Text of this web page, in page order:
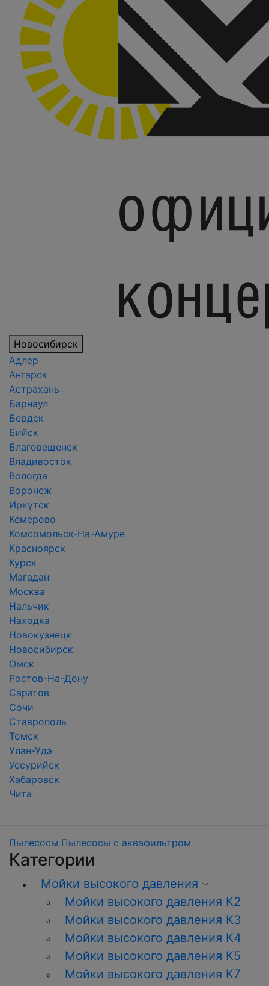
Новосибирск
Адлер
Ангарск
Астрахань
Барнаул
Бердск
Бийск
Благовещенск
Владивосток
Вологда
Воронеж
Иркутск
Кемерово
Комсомольск-На-Амуре
Красноярск
Курск
Магадан
Москва
Нальчик
Находка
Новокузнецк
Новосибирск
Омск
Ростов-На-Дону
Саратов
Сочи
Ставрополь
Томск
Улан-Удэ
Уссурийск
Хабаровск
Чита
Пылесосы Пылесосы с аквафильтром
Категории
Мойки высокого давления
Мойки высокого давления К2
Мойки высокого давления K3
Мойки высокого давления К4
Мойки высокого давления К5
Мойки высокого давления К7